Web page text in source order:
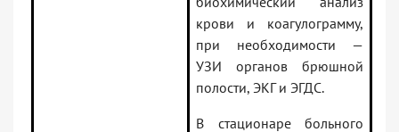
крови и коагулограмму,
при необходимости —
УЗИ органов брюшной
полости, ЭКГ и ЭГДС.
В стационаре больного